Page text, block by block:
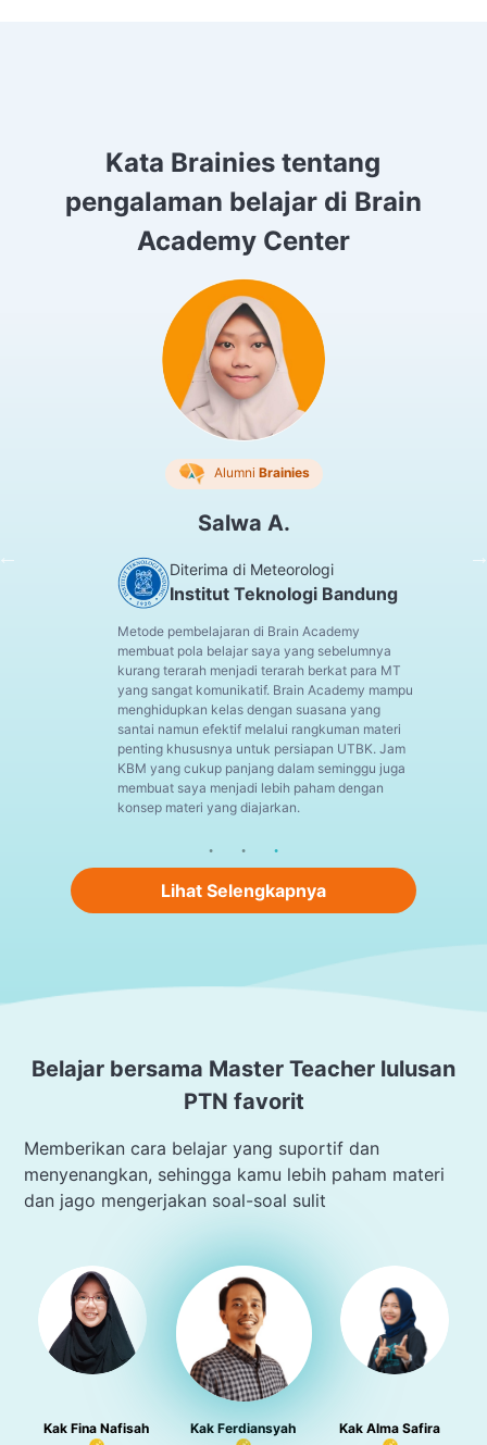
Kata Brainies tentang
pengalaman belajar di Brain
Academy Center
Alumni Brainies
Salwa A.
Diterima di Meteorologi
Institut Teknologi Bandung
Metode pembelajaran di Brain Academy
membuat pola belajar saya yang sebelumnya
kurang terarah menjadi terarah berkat para MT
yang sangat komunikatif. Brain Academy mampu
menghidupkan kelas dengan suasana yang
santai namun efektif melalui rangkuman materi
penting khususnya untuk persiapan UTBK. Jam
KBM yang cukup panjang dalam seminggu juga
membuat saya menjadi lebih paham dengan
konsep materi yang diajarkan.
Lihat Selengkapnya
Belajar bersama Master Teacher lulusan
PTN favorit
Memberikan cara belajar yang suportif dan
menyenangkan, sehingga kamu lebih paham materi
dan jago mengerjakan soal-soal sulit
Kak Fina Nafisah Kak Ferdiansyah Kak Alma Safira